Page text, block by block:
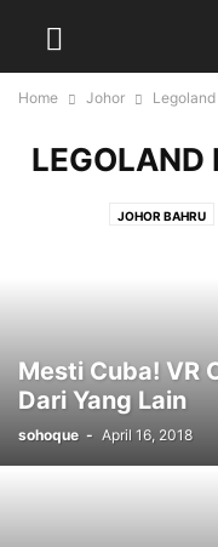
Home Johor
LEGOLAND
JOHOR BAHRU
Mesti Cuba! VR
Dari Yang Lain
sohoque - April 16, 2018